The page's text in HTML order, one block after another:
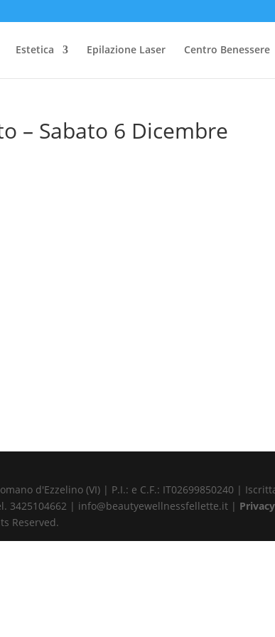
Estetica Epilazione Laser Centro Benessere
– Sabato 6 Dicembre
d'Ezzelino (VI) | P.I.: e C.F.: IT02699850240 |
3425104662 | info@beautyewellnessfellette.it |
Reserved.